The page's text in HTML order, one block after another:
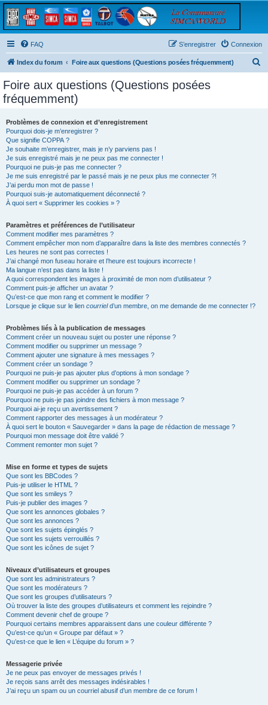
FAQ Connexion
S’enregistrer
Index du forum Foire aux questions (Questions posées fréquemment)
Foire aux questions (Questions posées
fréquemment)
Problèmes de connexion et d’enregistrement
Pourquoi dois-je m’enregistrer ?
Que signifie COPPA ?
Je souhaite m’enregistrer, mais je n’y parviens pas !
Je suis enregistré mais je ne peux pas me connecter !
Pourquoi ne puis-je pas me connecter ?
Je me suis enregistré par le passé mais je ne peux plus me connecter ?!
J’ai perdu mon mot de passe !
Pourquoi suis-je automatiquement déconnecté ?
À quoi sert « Supprimer les cookies » ?
Paramètres et préférences de l’utilisateur
Comment modifier mes paramètres ?
Comment empêcher mon nom d’apparaître dans la liste des membres connectés ?
Les heures ne sont pas correctes !
J’ai changé mon fuseau horaire et l’heure est toujours incorrecte !
Ma langue n’est pas dans la liste !
A quoi correspondent les images à proximité de mon nom d’utilisateur ?
Comment puis-je afficher un avatar ?
Qu’est-ce que mon rang et comment le modifier ?
Lorsque je clique sur le lien courrield’un membre, on me demande de me connecter !?
Problèmes liés à la publication de messages
Comment créer un nouveau sujet ou poster une réponse ?
Comment modifier ou supprimer un message ?
Comment ajouter une signature à mes messages ?
Comment créer un sondage ?
Pourquoi ne puis-je pas ajouter plus d’options à mon sondage ?
Comment modifier ou supprimer un sondage ?
Pourquoi ne puis-je pas accéder à un forum ?
Pourquoi ne puis-je pas joindre des fichiers à mon message ?
Pourquoi ai-je reçu un avertissement ?
Comment rapporter des messages à un modérateur ?
À quoi sert le bouton « Sauvegarder » dans la page de rédaction de message ?
Pourquoi mon message doit être validé ?
Comment remonter mon sujet ?
Mise en forme et types de sujets
Que sont les BBCodes ?
Puis-je utiliser le HTML ?
Que sont les smileys ?
Puis-je publier des images ?
Que sont les annonces globales ?
Que sont les annonces ?
Que sont les sujets épinglés ?
Que sont les sujets verrouillés ?
Que sont les icônes de sujet ?
Niveaux d’utilisateurs et groupes
Que sont les administrateurs ?
Que sont les modérateurs ?
Que sont les groupes d’utilisateurs ?
Où trouver la liste des groupes d’utilisateurs et comment les rejoindre ?
Comment devenir chef de groupe ?
Pourquoi certains membres apparaissent dans une couleur différente ?
Qu’est-ce qu’un « Groupe par défaut » ?
Qu’est-ce que le lien « L’équipe du forum » ?
Messagerie privée
Je ne peux pas envoyer de messages privés !
Je reçois sans arrêt des messages indésirables !
J’ai reçu un spam ou un courriel abusif d’un membre de ce forum !